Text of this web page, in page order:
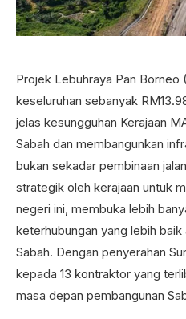
Projek Lebuhraya Pan Borneo
keseluruhan sebanyak
jelas kesungguhan Kerajaan
Sabah dan membangunkan
bukan sekadar pembinaan
strategik oleh kerajaan untuk
negeri ini, membuka lebih
keterhubungan yang lebih
Sabah. Dengan penyerahan
kepada 13 kontraktor yang
masa depan pembangunan